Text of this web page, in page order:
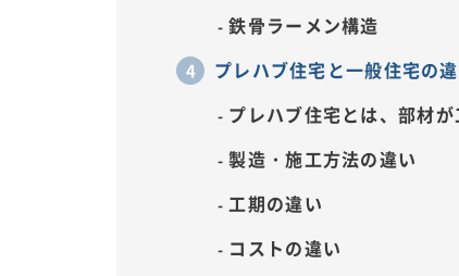
鉄骨ラーメン構造
プレハブ住宅と一般住宅の
プレハブ住宅とは、部材
製造・施工方法の違い
工期の違い
コストの違い